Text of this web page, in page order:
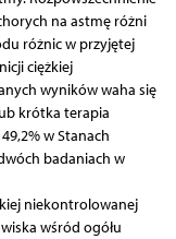
na astmę różni
różnic w przyjętej
ciężkiej
wyników waha się
krótka terapia
w Stanach
badaniach w
niekontrolowanej
wśród ogółu